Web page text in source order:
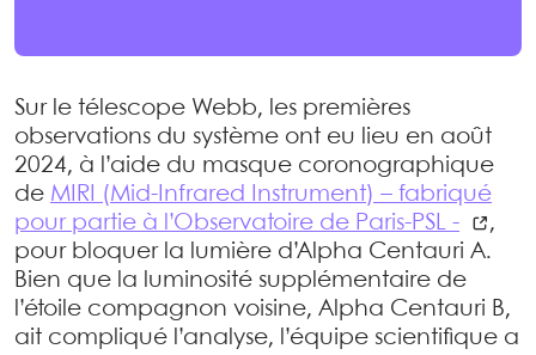
Sur le télescope Webb, les premières
observations du système ont eu lieu en août
2024, à l’aide du masque coronographique
de MIRI (Mid-Infrared Instrument) – fabriqué
pour partie à l’Observatoire de Paris-PSL -
,
pour bloquer la lumière d’Alpha Centauri A.
Bien que la luminosité supplémentaire de
l’étoile compagnon voisine, Alpha Centauri B,
ait compliqué l’analyse, l’équipe scientifique a